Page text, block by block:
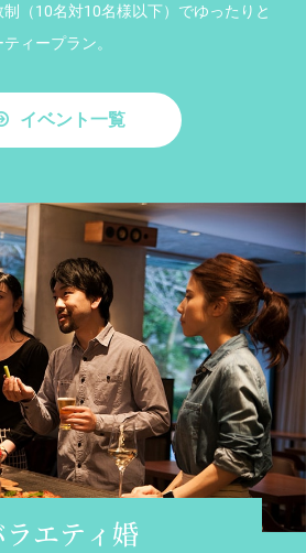
（10名対10名様以下）でゆったりと
ィープラン。
イベント一覧
ラエティ婚